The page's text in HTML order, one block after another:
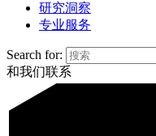
研究洞察
专业服务
Search for:
和我们联系